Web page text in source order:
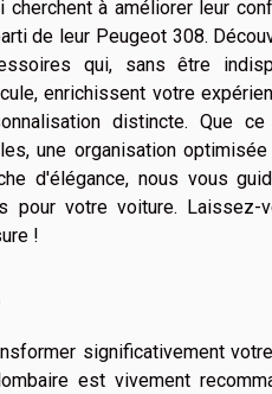
cherchent à améliorer leur
de leur Peugeot 308.
qui, sans être
enrichissent votre
distincte. Que
une organisation
d'élégance, nous vous
pour votre voiture. Laissez-
!
significativement
est vivement